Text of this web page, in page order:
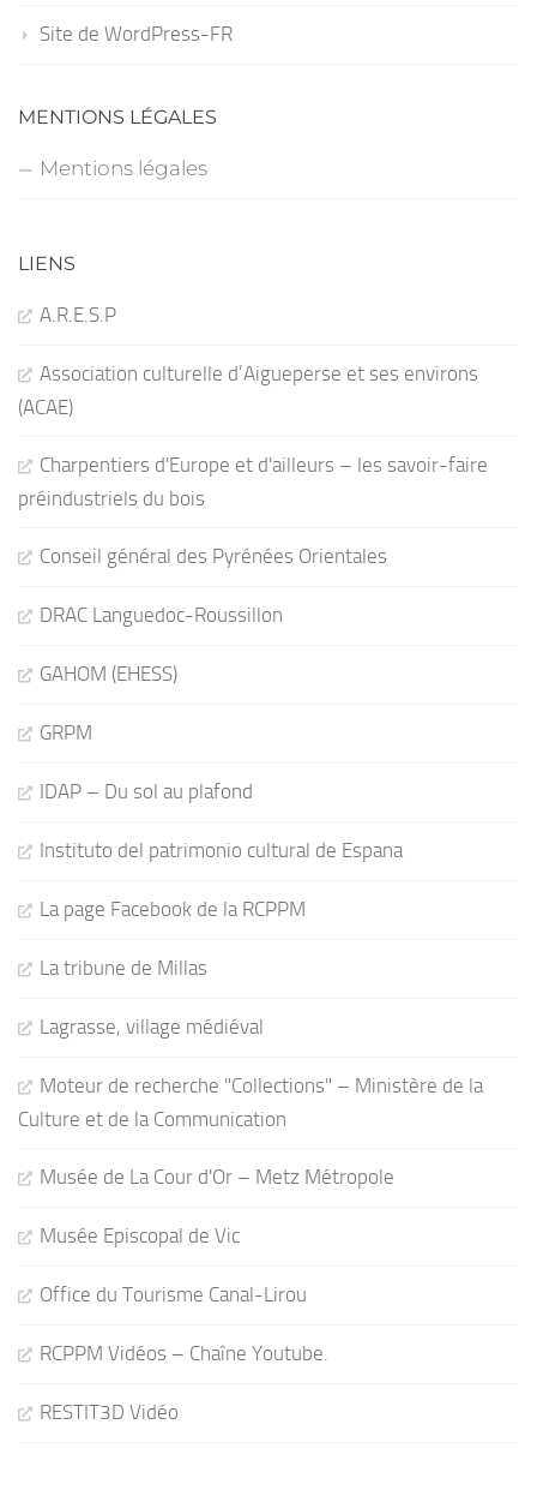
Site de WordPress-FR
MENTIONS LÉGALES
Mentions légales
LIENS
A.R.E.S.P
Association culturelle d’Aigueperse et ses environs
(ACAE)
Charpentiers d'Europe et d'ailleurs – les savoir-faire
préindustriels du bois
Conseil général des Pyrénées Orientales
DRAC Languedoc-Roussillon
GAHOM (EHESS)
GRPM
IDAP – Du sol au plafond
Instituto del patrimonio cultural de Espana
La page Facebook de la RCPPM
La tribune de Millas
Lagrasse, village médiéval
Moteur de recherche "Collections" – Ministère de la
Culture et de la Communication
Musée de La Cour d'Or – Metz Métropole
Musée Episcopal de Vic
Office du Tourisme Canal-Lirou
RCPPM Vidéos – Chaîne Youtube.
RESTIT3D Vidéo